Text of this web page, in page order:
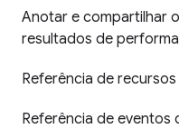
Anotar e compartilhar
resultados de
Referência de recursos
Referência de eventos